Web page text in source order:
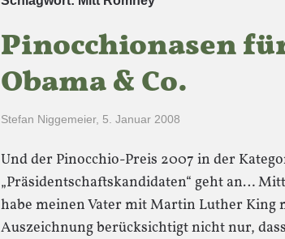
Pinocchionasen
Obama & Co.
Stefan Niggemeier, 5. Januar 2008
Und der Pinocchio-Preis 2007 in der
„Präsidentschaftskandidaten“ geht an…
habe meinen Vater mit Martin Luther King
Auszeichnung berücksichtigt nicht nur,